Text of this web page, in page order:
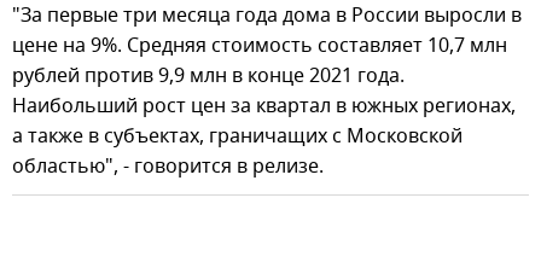
"За первые три месяца года дома в России выросли в
цене на 9%. Средняя стоимость составляет 10,7 млн
рублей против 9,9 млн в конце 2021 года.
Наибольший рост цен за квартал в южных регионах,
а также в субъектах, граничащих с Московской
областью", - говорится в релизе.